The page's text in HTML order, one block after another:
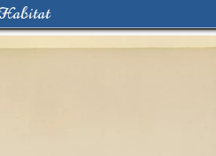
Habitat